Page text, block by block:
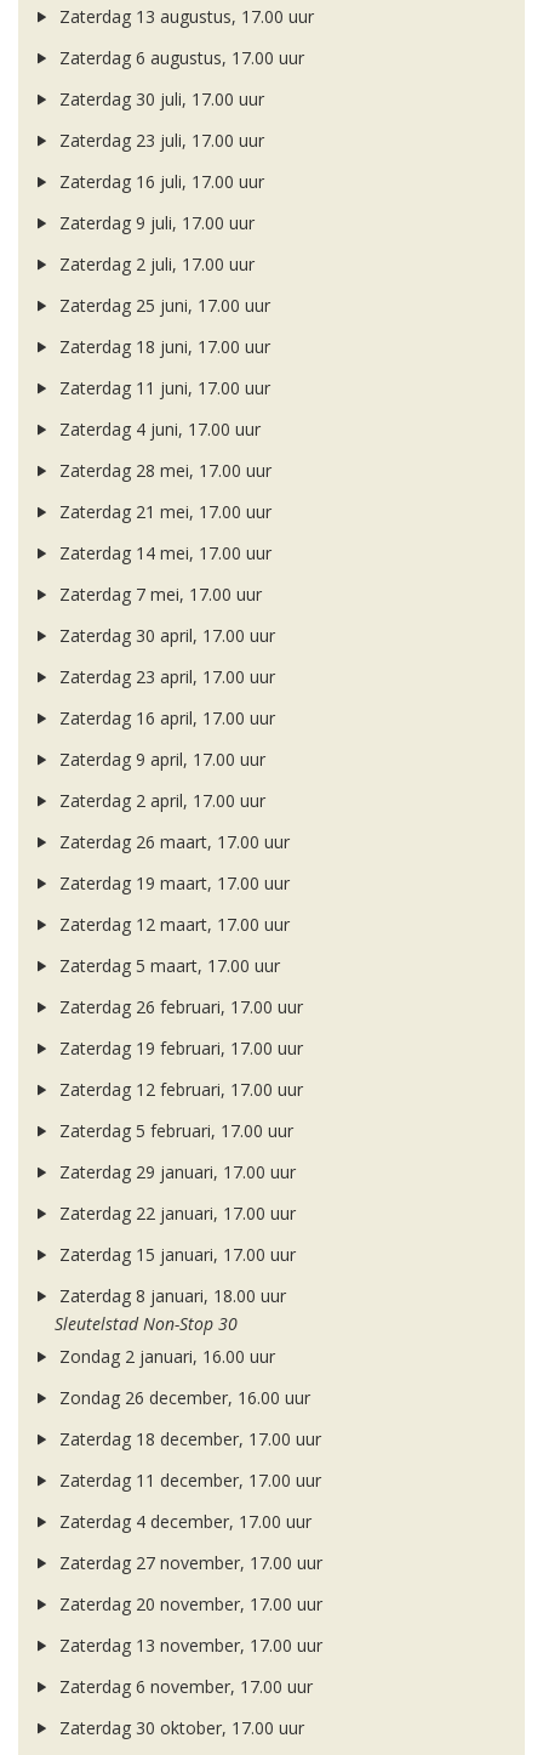
Zaterdag 13 augustus, 17.00 uur
Zaterdag 6 augustus, 17.00 uur
Zaterdag 30 juli, 17.00 uur
Zaterdag 23 juli, 17.00 uur
Zaterdag 16 juli, 17.00 uur
Zaterdag 9 juli, 17.00 uur
Zaterdag 2 juli, 17.00 uur
Zaterdag 25 juni, 17.00 uur
Zaterdag 18 juni, 17.00 uur
Zaterdag 11 juni, 17.00 uur
Zaterdag 4 juni, 17.00 uur
Zaterdag 28 mei, 17.00 uur
Zaterdag 21 mei, 17.00 uur
Zaterdag 14 mei, 17.00 uur
Zaterdag 7 mei, 17.00 uur
Zaterdag 30 april, 17.00 uur
Zaterdag 23 april, 17.00 uur
Zaterdag 16 april, 17.00 uur
Zaterdag 9 april, 17.00 uur
Zaterdag 2 april, 17.00 uur
Zaterdag 26 maart, 17.00 uur
Zaterdag 19 maart, 17.00 uur
Zaterdag 12 maart, 17.00 uur
Zaterdag 5 maart, 17.00 uur
Zaterdag 26 februari, 17.00 uur
Zaterdag 19 februari, 17.00 uur
Zaterdag 12 februari, 17.00 uur
Zaterdag 5 februari, 17.00 uur
Zaterdag 29 januari, 17.00 uur
Zaterdag 22 januari, 17.00 uur
Zaterdag 15 januari, 17.00 uur
Zaterdag 8 januari, 18.00 uur
Sleutelstad Non-Stop 30
Zondag 2 januari, 16.00 uur
Zondag 26 december, 16.00 uur
Zaterdag 18 december, 17.00 uur
Zaterdag 11 december, 17.00 uur
Zaterdag 4 december, 17.00 uur
Zaterdag 27 november, 17.00 uur
Zaterdag 20 november, 17.00 uur
Zaterdag 13 november, 17.00 uur
Zaterdag 6 november, 17.00 uur
Zaterdag 30 oktober, 17.00 uur